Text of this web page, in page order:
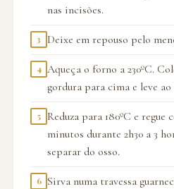
nas incisões.
3 Deixe em repouso pelo
4 Aqueça o forno a 230ºC.
gordura para cima e leve
5
Reduza para 180ºC e regue
minutos durante 2h30 a 3
separar do osso.
6
Sirva numa travessa